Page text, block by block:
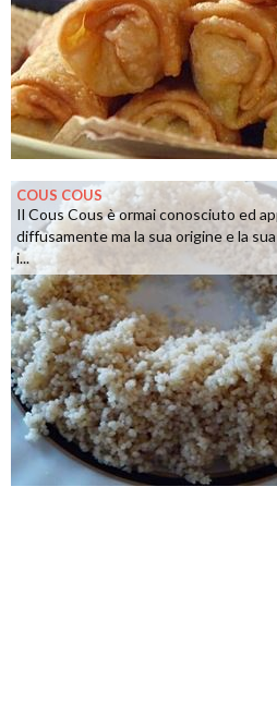
COUS COUS
Il Cous Cous è ormai conosciuto ed
diffusamente ma la sua origine e la
i...